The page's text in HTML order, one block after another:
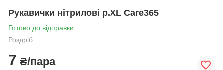
Рукавички нітрилові р.XL Care365
Готово до відправки
Роздріб
7 ₴/пара